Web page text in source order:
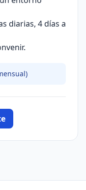
diarias, 4 días a